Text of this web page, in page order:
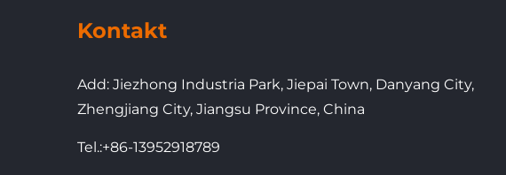
Kontakt
Add: Jiezhong Industria Park, Jiepai Town, Danyang City,
Zhengjiang City, Jiangsu Province, China
Tel.:+86-13952918789